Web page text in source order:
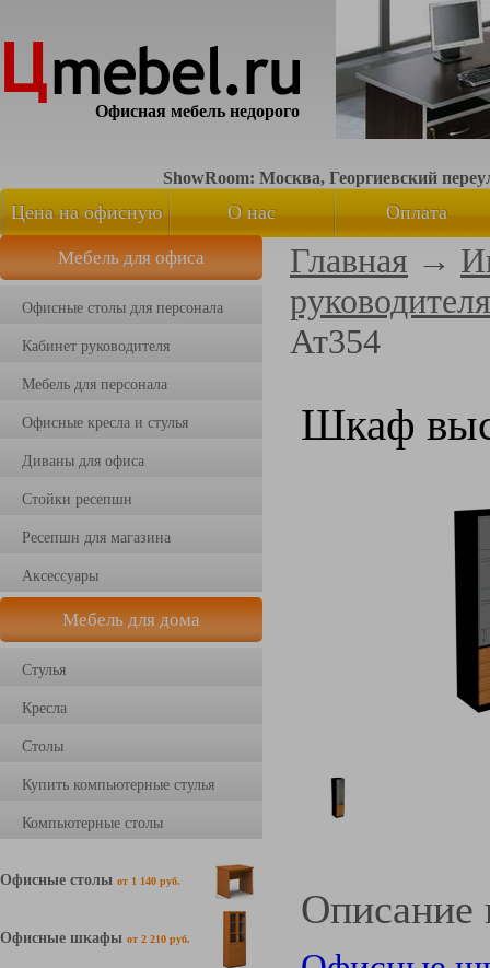
Офисная мебель недорого
ShowRoom: Москва, Георгиевский
Цена на офисную
мебель
О нас Оплата
Мебель для офиса
Офисные столы для персонала
Кабинет руководителя
Мебель для персонала
Офисные кресла и стулья
Диваны для офиса
Стойки ресепшн
Ресепшн для магазина
Аксессуары
Мебель для дома
Стулья
Кресла
Столы
Купить компьютерные стулья
Компьютерные столы
Офисные столы от 1 140 руб.
Офисные шкафы от 2 210 руб.
Главная →
Ат354
Шкаф
Описание